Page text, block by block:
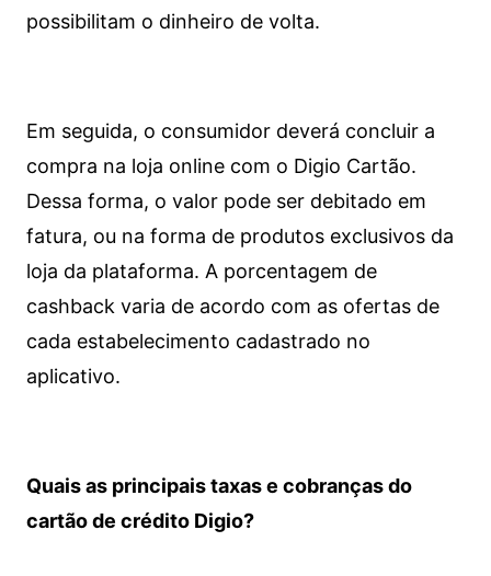
possibilitam o dinheiro de volta.
Em seguida, o consumidor deverá concluir a
compra na loja online com o Digio Cartão.
Dessa forma, o valor pode ser debitado em
fatura, ou na forma de produtos exclusivos da
loja da plataforma. A porcentagem de
cashback varia de acordo com as ofertas de
cada estabelecimento cadastrado no
aplicativo.
Quais as principais taxas e cobranças do
cartão de crédito Digio?